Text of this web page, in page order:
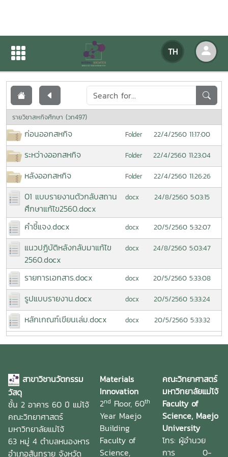
TH
เอกสารเผยแพร่
รายวิชาสหกิจศึกษา (วท497)
ก่อนออกสหกิจ Folder 22/4/2560 11:17:00
ระหว่างออกสหกิจ Folder 22/4/2560 11:23:04
หลังออกสหกิจ Folder 22/4/2560 11:26:26
01 แบบรายงานตัวกลับสถาน
ศึกษาแก้ไข2560.docx
docx 24/8/2560 5:03:15
คำชี้แจง.docx docx 20/5/2560 5:32:07
แนวปฏิบัติหลังกลับมาแก้ไข
2560.docx
docx 24/8/2560 5:03:47
รายการเอกสาร.docx docx 20/5/2560 5:33:08
รูปแบบรายงาน.docx docx 20/5/2560 5:33:24
หลักเกณฑ์เขียนเล่ม.docx docx 20/5/2560 5:33:32
สาขาวิชานวัตกรรม
วัสดุ
ชั้น 2 อาคาร 60 ปี แม่โจ้
คณะวิทยาศาสตร์
มหาวิทยาลัยแม่โจ้
63 หมู่ 4 ตำบลหนองหาร
อำเภอสันทราย จังหวัด
Materials
Innovation
2nd Floor, 60th
Year Maejo
Building
Faculty of
Science,
คณะวิทยาศาสตร์
มหาวิทยาลัยแม่โจ้
Faculty of
Science, Maejo
University
โทร: ผู้อำนวย
การ 0-